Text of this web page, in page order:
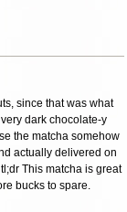
since that was what
dark chocolate-y
the matcha somehow
actually delivered on
This matcha is great
bucks to spare.